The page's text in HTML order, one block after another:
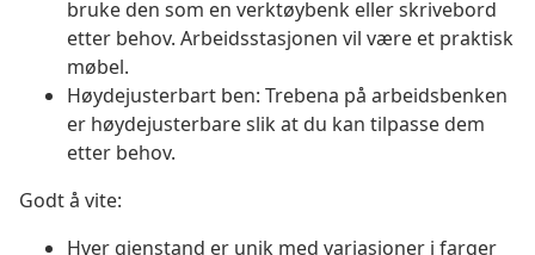
bruke den som en verktøybenk eller skrivebord
etter behov. Arbeidsstasjonen vil være et praktisk
møbel.
Høydejusterbart ben: Trebena på arbeidsbenken
er høydejusterbare slik at du kan tilpasse dem
etter behov.
Godt å vite:
Hver gjenstand er unik med variasjoner i farger